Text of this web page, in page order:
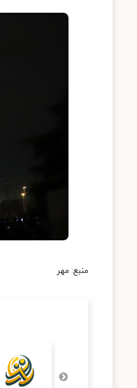
منبع: مهر